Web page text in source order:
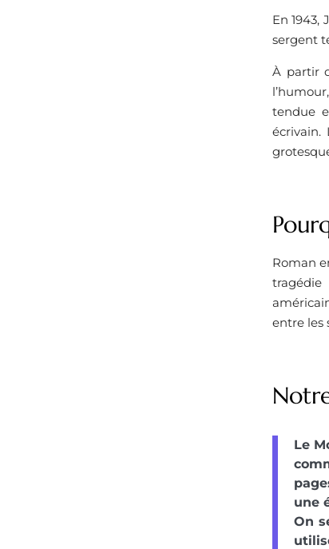
En 1943,
sergent
À partir
tendue
écrivain.
Roman
entre les
Le
une
On